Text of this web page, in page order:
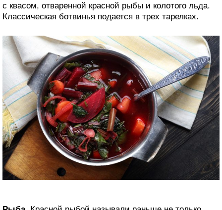
с квасом, отваренной красной рыбы и колотого льда.
Классическая ботвинья подается в трех тарелках.